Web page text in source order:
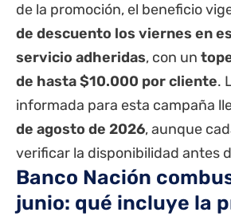
de la promoción, el beneficio
de descuento los viernes en
servicio adheridas, con un
de hasta $10.000 por cliente.
informada para esta campaña
de agosto de 2026, aunque
verificar la disponibilidad antes
Banco Nación
junio: qué incluye la